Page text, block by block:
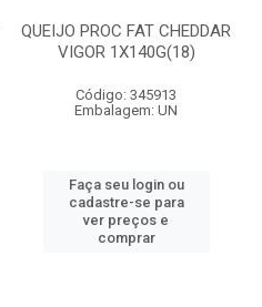
QUEIJO PROC FAT CHEDDAR
VIGOR 1X140G(18)
Código: 345913
Embalagem: UN
Faça seu login ou
cadastre-se para
ver preços e
comprar